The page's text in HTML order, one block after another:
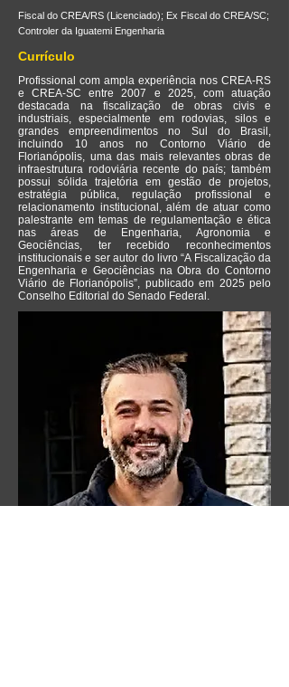
Fiscal do CREA/RS (Licenciado); Ex Fiscal do CREA/SC;
Controler da Iguatemi Engenharia
Currículo
Profissional com ampla experiência nos CREA-RS
e CREA-SC entre 2007 e 2025, com atuação
destacada na fiscalização de obras civis e
industriais, especialmente em rodovias, silos e
grandes empreendimentos no Sul do Brasil,
incluindo 10 anos no Contorno Viário de
Florianópolis, uma das mais relevantes obras de
infraestrutura rodoviária recente do país; também
possui sólida trajetória em gestão de projetos,
estratégia pública, regulação profissional e
relacionamento institucional, além de atuar como
palestrante em temas de regulamentação e ética
nas áreas de Engenharia, Agronomia e
Geociências, ter recebido reconhecimentos
institucionais e ser autor do livro “A Fiscalização da
Engenharia e Geociências na Obra do Contorno
Viário de Florianópolis”, publicado em 2025 pelo
Conselho Editorial do Senado Federal.